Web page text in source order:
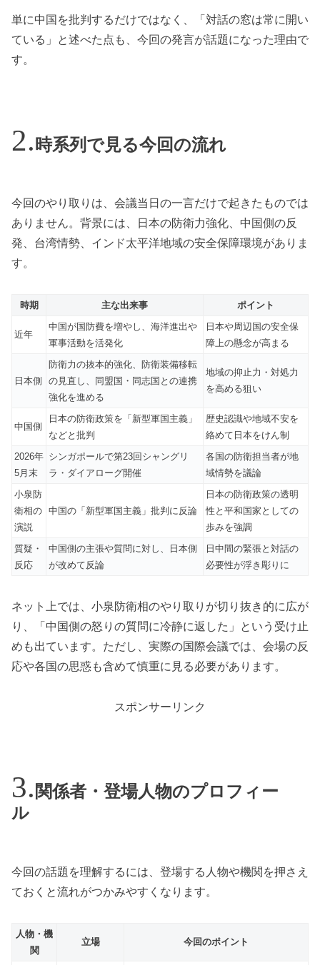
単に中国を批判するだけではなく、「対話の窓は常に開い
ている」と述べた点も、今回の発言が話題になった理由で
す。
時系列で見る今回の流れ
今回のやり取りは、会議当日の一言だけで起きたものでは
ありません。背景には、日本の防衛力強化、中国側の反
発、台湾情勢、インド太平洋地域の安全保障環境がありま
す。
時期 主な出来事 ポイント
近年
中国が国防費を増やし、海洋進出や
軍事活動を活発化
日本や周辺国の安全保
障上の懸念が高まる
日本側
防衛力の抜本的強化、防衛装備移転
の見直し、同盟国・同志国との連携
強化を進める
地域の抑止力・対処力
を高める狙い
中国側
日本の防衛政策を「新型軍国主義」
などと批判
歴史認識や地域不安を
絡めて日本をけん制
2026年
5月末
シンガポールで第23回シャングリ
ラ・ダイアローグ開催
各国の防衛担当者が地
域情勢を議論
小泉防
衛相の
演説
中国の「新型軍国主義」批判に反論
日本の防衛政策の透明
性と平和国家としての
歩みを強調
質疑・
反応
中国側の主張や質問に対し、日本側
が改めて反論
日中間の緊張と対話の
必要性が浮き彫りに
ネット上では、小泉防衛相のやり取りが切り抜き的に広が
り、「中国側の怒りの質問に冷静に返した」という受け止
めも出ています。ただし、実際の国際会議では、会場の反
応や各国の思惑も含めて慎重に見る必要があります。
スポンサーリンク
関係者・登場人物のプロフィー
ル
今回の話題を理解するには、登場する人物や機関を押さえ
ておくと流れがつかみやすくなります。
人物・機
関
立場 今回のポイント